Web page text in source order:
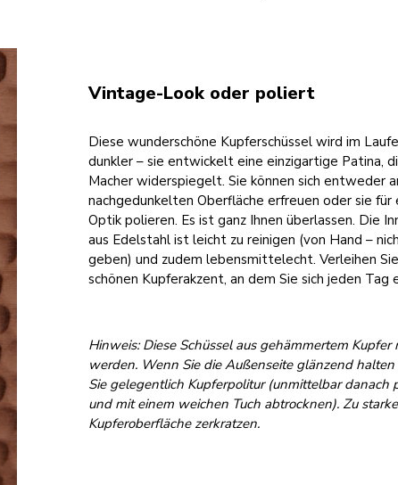
Vintage-Look oder poliert
Diese wunderschöne Kupferschüssel wird im
dunkler – sie entwickelt eine einzigartige Patina,
Macher widerspiegelt. Sie können sich entweder
nachgedunkelten Oberfläche erfreuen oder sie
Optik polieren. Es ist ganz Ihnen überlassen. Die
aus Edelstahl ist leicht zu reinigen (von Hand –
geben) und zudem lebensmittelecht. Verleihen
schönen Kupferakzent, an dem Sie sich jeden Tag
Hinweis: Diese Schüssel aus gehämmertem
werden. Wenn Sie die Außenseite glänzend
Sie gelegentlich Kupferpolitur (unmittelbar danach
und mit einem weichen Tuch abtrocknen). Zu
Kupferoberfläche zerkratzen.